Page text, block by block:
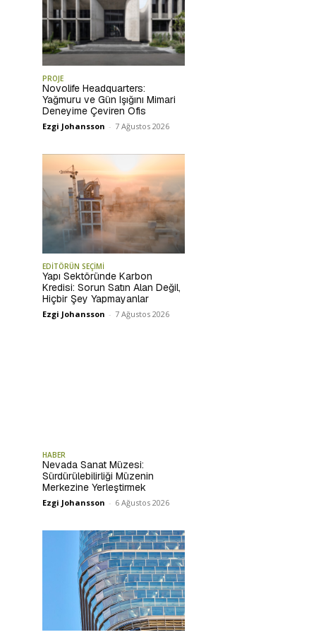
PROJE
Novolife Headquarters:
Yağmuru ve Gün Işığını Mimari
Deneyime Çeviren Ofis
Ezgi Johansson - 7 Ağustos 2026
EDİTÖRÜN SEÇİMİ
Yapı Sektöründe Karbon
Kredisi: Sorun Satın Alan Değil,
Hiçbir Şey Yapmayanlar
Ezgi Johansson - 7 Ağustos 2026
HABER
Nevada Sanat Müzesi:
Sürdürülebilirliği Müzenin
Merkezine Yerleştirmek
Ezgi Johansson - 6 Ağustos 2026